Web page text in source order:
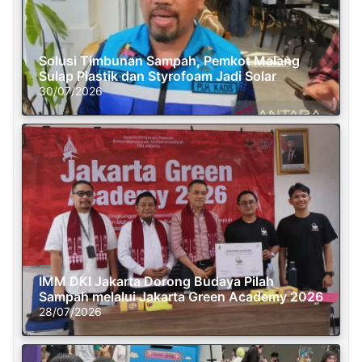
Solusi Timbunan Sampah, Pemkot Malang
Sulap Plastik dan Styrofoam Jadi Solar
30/07/2026
IMM DKI Jakarta Dorong Budaya Pilah
Sampah melalui Jakarta Green Academy 2026
28/07/2026